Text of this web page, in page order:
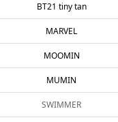
BT21 tiny tan
MARVEL
MOOMIN
MUMIN
SWIMMER